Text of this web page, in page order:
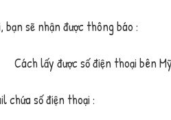
sẽ nhận được thông báo :
chứa số điện thoại :